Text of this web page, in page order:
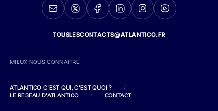
TOUSLESCONTACTS@ATLANTICO.FR
MIEUX NOUS CONNAITRE
ATLANTICO C'EST QUI, C'EST QUOI ?
/
LE RESEAU D'ATLANTICO
/ CONTACT